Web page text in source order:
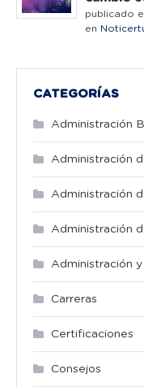
publicado
en
CATEGORÍAS
Administración
Administración
Administración
Administración
Administración y
Carreras
Certificaciones
Consejos